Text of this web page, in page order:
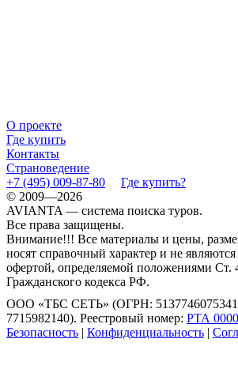
О проекте
Где купить
Контакты
Страноведение
+7 (495) 009-87-80
Где купить?
© 2009—2026
AVIANTA — система поиска туров.
Все права защищены.
Внимание!!! Все материалы и цены,
носят справочный характер и не
офертой, определяемой положениями Ст.
Гражданского кодекса РФ.
ООО «ТБС СЕТЬ» (ОГРН:
7715982140). Реестровый номер: РТА
Безопасность | Конфиденциальность |